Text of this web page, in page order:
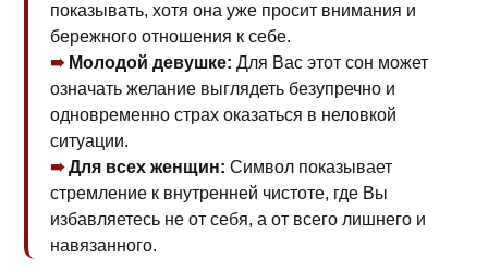
показывать, хотя она уже просит внимания и
бережного отношения к себе.
Молодой девушке: Для Вас этот сон может
означать желание выглядеть безупречно и
одновременно страх оказаться в неловкой
ситуации.
Для всех женщин: Символ показывает
стремление к внутренней чистоте, где Вы
избавляетесь не от себя, а от всего лишнего и
навязанного.